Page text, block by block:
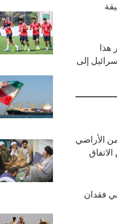
هذا
إلى
الأراضي
فقدان